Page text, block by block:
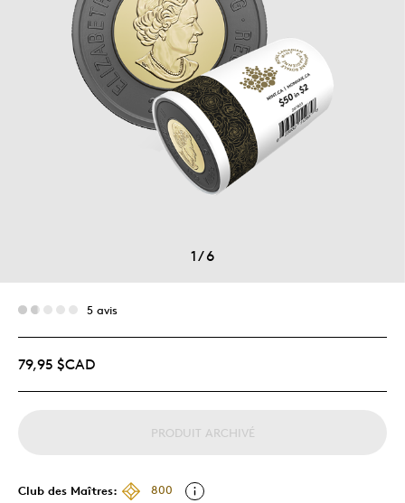
1/6
5 avis
79,95 $CAD
PRODUIT ARCHIVÉ
Club des Maîtres:
800